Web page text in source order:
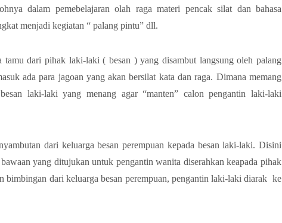
dalam pemebelajaran olah raga materi pencak silat dan bahasa
menjadi kegiatan “ palang pintu” dll.
tamu dari pihak laki-laki ( besan ) yang disambut langsung oleh palang
ada para jagoan yang akan bersilat kata dan raga. Dimana memang
laki-laki yang menang agar “manten” calon pengantin laki-laki
dari keluarga besan perempuan kepada besan laki-laki. Disini
bawaan yang ditujukan untuk pengantin wanita diserahkan keapada pihak
bimbingan dari keluarga besan perempuan, pengantin laki-laki diarak ke